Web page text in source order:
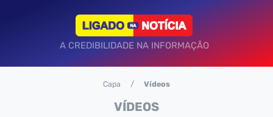
A CREDIBILIDADE NA INFORMAÇÃO
VÍDEOS
Capa Vídeos